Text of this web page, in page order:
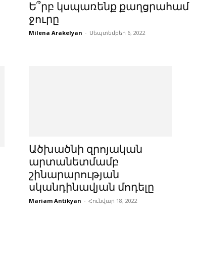
Ե՞րբ կսպառենք քաղցրահամ
ջուրը
Milena Arakelyan - Սեպտեմբեր 6, 2022
Ածխածնի զրոյական
արտանետմամբ
շինարարության
սկանդինավյան մոդելը
Mariam Antikyan - Հունվար 18, 2022